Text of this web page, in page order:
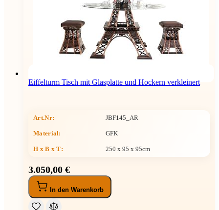
Eiffelturm Tisch mit Glasplatte und Hockern verkleinert
Art.Nr: JBF145_AR
Material: GFK
H x B x T: 250 x 95 x 95cm
3.050,00 €
In den Warenkorb